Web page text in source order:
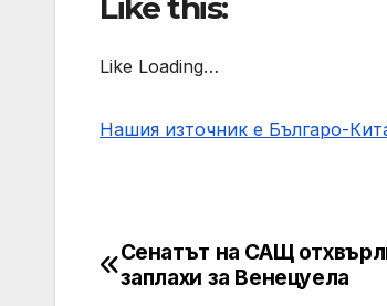
Like Loading…
Нашия източник е Българо-
Post
Сенатът на САЩ
заплахи за Венецуела